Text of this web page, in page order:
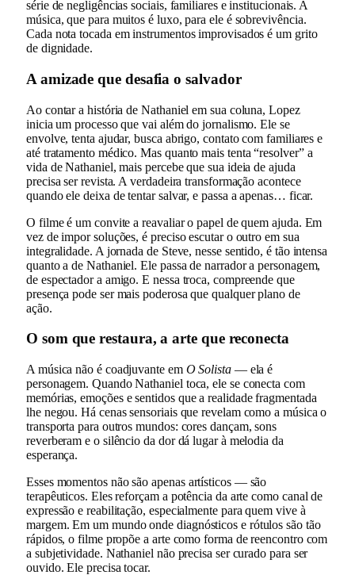
série de negligências sociais, familiares e institucionais. A
música, que para muitos é luxo, para ele é sobrevivência.
Cada nota tocada em instrumentos improvisados é um grito
de dignidade.
A amizade que desafia o salvador
Ao contar a história de Nathaniel em sua coluna, Lopez
inicia um processo que vai além do jornalismo. Ele se
envolve, tenta ajudar, busca abrigo, contato com familiares e
até tratamento médico. Mas quanto mais tenta “resolver” a
vida de Nathaniel, mais percebe que sua ideia de ajuda
precisa ser revista. A verdadeira transformação acontece
quando ele deixa de tentar salvar, e passa a apenas… ficar.
O filme é um convite a reavaliar o papel de quem ajuda. Em
vez de impor soluções, é preciso escutar o outro em sua
integralidade. A jornada de Steve, nesse sentido, é tão intensa
quanto a de Nathaniel. Ele passa de narrador a personagem,
de espectador a amigo. E nessa troca, compreende que
presença pode ser mais poderosa que qualquer plano de
ação.
O som que restaura, a arte que reconecta
A música não é coadjuvante em O Solista— ela é
personagem. Quando Nathaniel toca, ele se conecta com
memórias, emoções e sentidos que a realidade fragmentada
lhe negou. Há cenas sensoriais que revelam como a música o
transporta para outros mundos: cores dançam, sons
reverberam e o silêncio da dor dá lugar à melodia da
esperança.
Esses momentos não são apenas artísticos — são
terapêuticos. Eles reforçam a potência da arte como canal de
expressão e reabilitação, especialmente para quem vive à
margem. Em um mundo onde diagnósticos e rótulos são tão
rápidos, o filme propõe a arte como forma de reencontro com
a subjetividade. Nathaniel não precisa ser curado para ser
ouvido. Ele precisa tocar.